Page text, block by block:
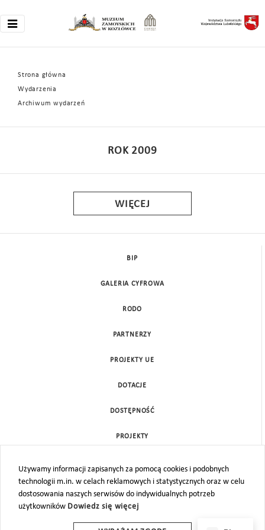
Strona główna
Wydarzenia
Archiwum wydarzeń
ROK 2009
WIĘCEJ
Używamy informacji zapisanych za pomocą cookies i podobnych
technologii m.in. w celach reklamowych i statystycznych oraz w celu
dostosowania naszych serwisów do indywidualnych potrzeb
użytkowników Dowiedz się więcej
BIP
GALERIA CYFROWA
RODO
PARTNERZY
PROJEKTY UE
DOTACJE
DOSTĘPNOŚĆ
PROJEKTY
MAPA STRONY